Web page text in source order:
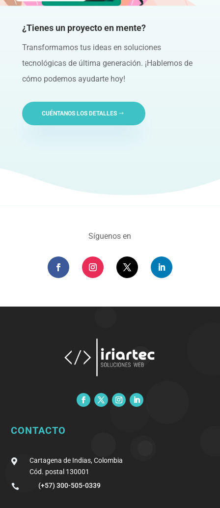
¿Tienes un proyecto en mente?
Transformamos tus ideas en soluciones
tecnológicas de última generación. ¡Hablemos de
cómo podemos ayudarte hoy!
CUÉNTANOS LOS DETALLES
Síguenos en
CONTACTO

Cartagena de Indias, Colombia
Cód. postal 130001

(+57) 300-505-0339